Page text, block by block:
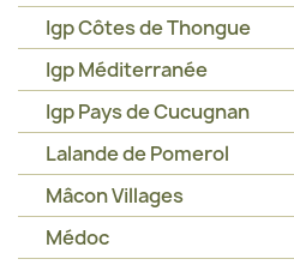
Igp Côtes de Thongue
Igp Méditerranée
Igp Pays de Cucugnan
Lalande de Pomerol
Mâcon Villages
Médoc